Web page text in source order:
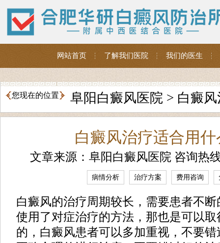
网站首页 了解我们医院 我们的医生
您现在的位置 阜阳白癜风医院 > 白癜
白癜风治疗适合用
文章来源：阜阳白癜风医院 咨询热
病情分析 治疗方案 费用咨询
白癜风的治疗周期较长，需要患者不
使用了对症治疗的方法，那也是可以
的，白癜风患者可以多加重视，不要